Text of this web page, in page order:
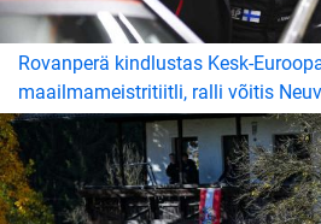
Rovanperä kindlustas Kesk-
maailmameistritiitli, ralli võitis